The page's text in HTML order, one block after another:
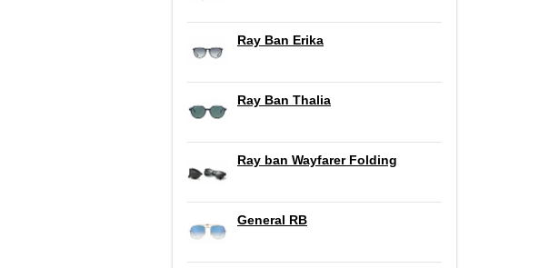
Ray Ban Erika
Ray Ban Thalia
Ray ban Wayfarer Folding
General RB